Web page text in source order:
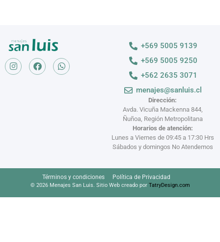
Dirección:
Avda. Vicuña Mackenna 844,
Ñuñoa, Región Metropolitana
Horarios de atención:
Lunes a Viernes de 09:45 a 17:30 Hrs
Sábados y domingos No Atendemos
+569 5005 9139
+569 5005 9250
+562 2635 3071
menajes@sanluis.cl
Términos y condiciones Política de Privacidad
© 2026 Menajes San Luis. Sitio Web creado por TatryDesign.com